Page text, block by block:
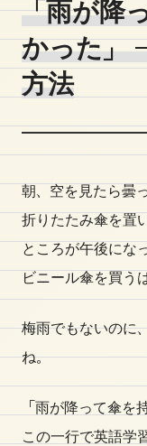
「雨が降
かった」
方法
朝、空を見たら曇
折りたたみ傘を置
ところが午後にな
ビニール傘を買う
梅雨でもないのに
ね。
「雨が降って傘を
この一行で英語学